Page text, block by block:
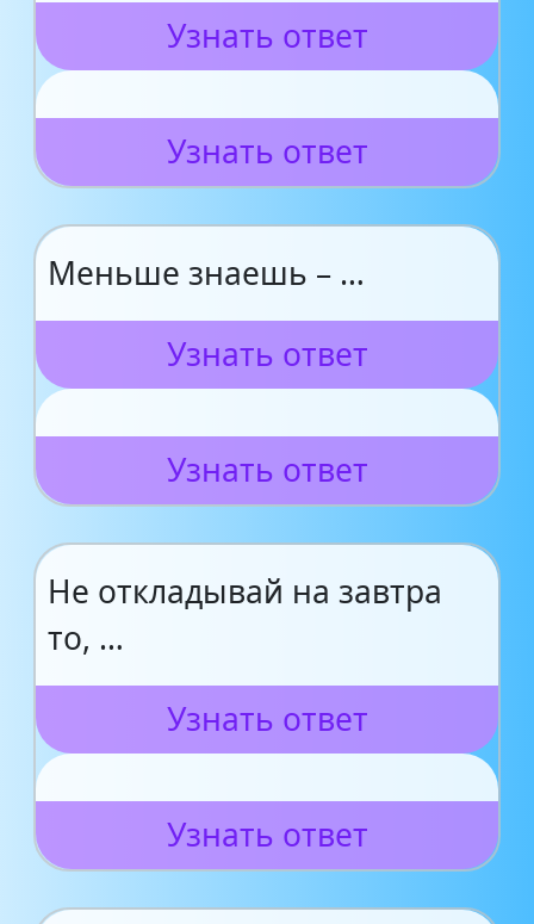
Узнать ответ
Узнать ответ
Меньше знаешь – …
Узнать ответ
Узнать ответ
Не откладывай на завтра
то, …
Узнать ответ
Узнать ответ